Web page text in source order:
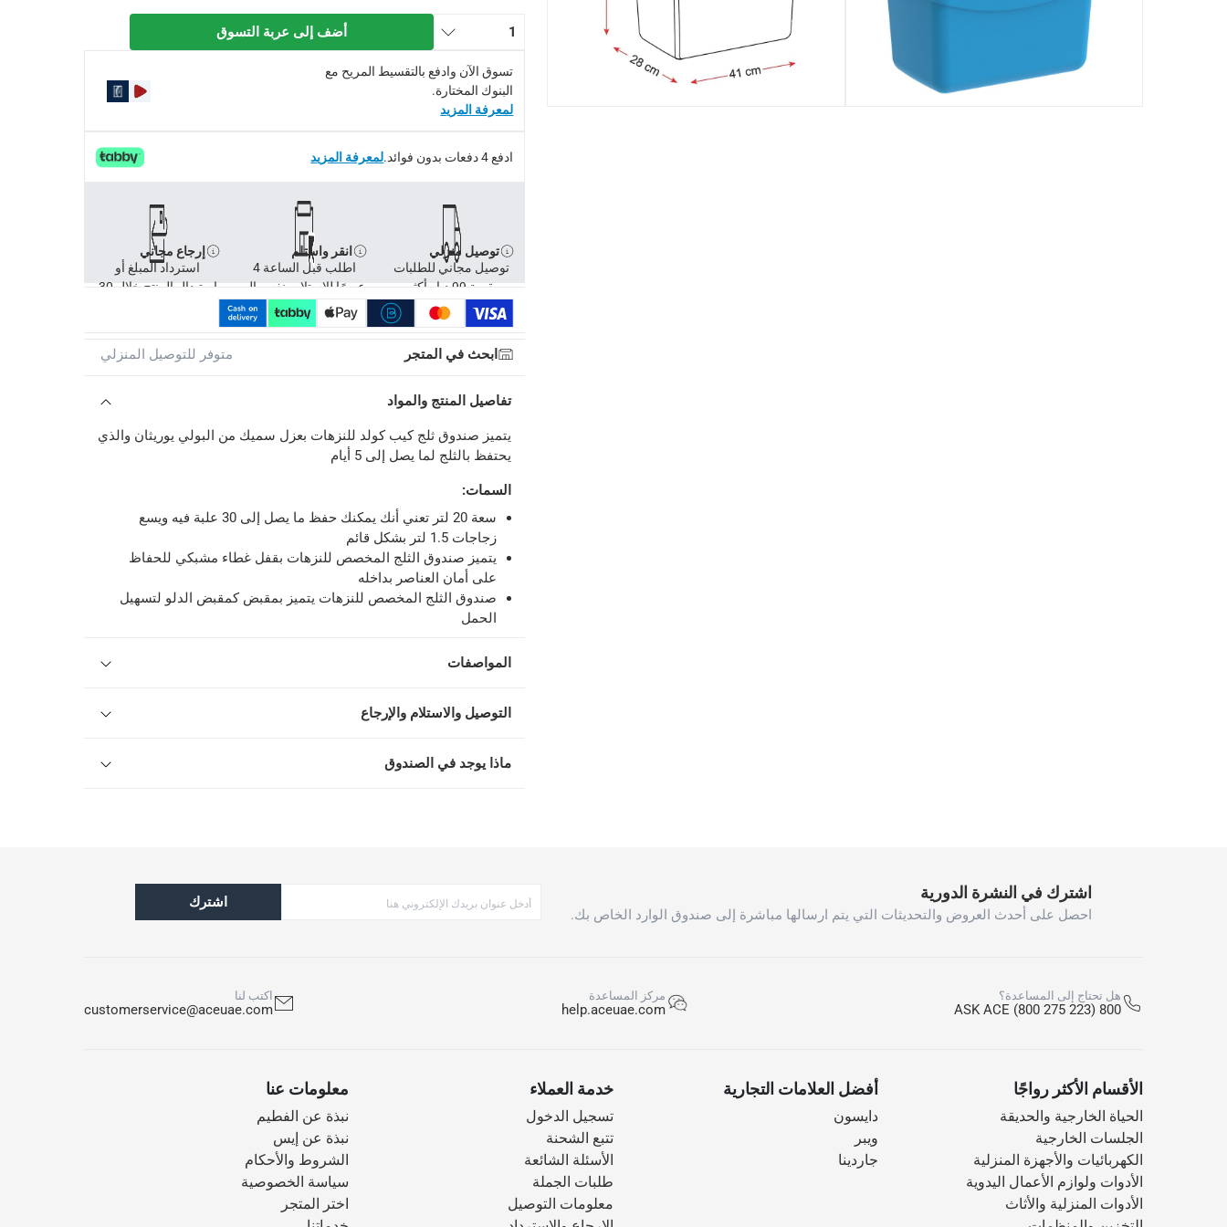
1 أضف إلى عربة التسوق
تسوق الآن وادفع بالتقسيط المريح مع
البنوك المختارة.
لمعرفة المزيد
ادفع 4 دفعات بدون فوائد. لمعرفة المزيد
توصيل منزلي
توصيل مجاني للطلبات
بقيمة 99 د.إ وأكثر
انقر واستلم
اطلب قبل الساعة 4
عصرًا للاستلام بنفس ال
إرجاع مجاني
استرداد المبلغ أو
استبدال المنتج خلال 30
ابحث في المتجر متوفر للتوصيل المنزلي
تفاصيل المنتج والمواد
يتميز صندوق ثلج كيب كولد للنزهات بعزل سميك من البولي يوريثان والذي
يحتفظ بالثلج لما يصل إلى 5 أيام
السمات:
سعة 20 لتر تعني أنك يمكنك حفظ ما يصل إلى 30 علبة فيه ويسع
زجاجات 1.5 لتر بشكل قائم
يتميز صندوق الثلج المخصص للنزهات بقفل غطاء مشبكي للحفاظ
على أمان العناصر بداخله
صندوق الثلج المخصص للنزهات يتميز بمقبض كمقبض الدلو لتسهيل
الحمل
المواصفات
التوصيل والاستلام والإرجاع
ماذا يوجد في الصندوق
اشترك في النشرة الدورية
احصل على أحدث العروض والتحديثات التي يتم ارسالها مباشرة إلى صندوق الوارد الخاص بك.
اشترك
هل تحتاج إلى المساعدة؟
800 ASK ACE (800 275 223)
مركز المساعدة
help.aceuae.com
اكتب لنا
customerservice@aceuae.com
الأقسام الأكثر رواجًا
الحياة الخارجية والحديقة
الجلسات الخارجية
الكهربائيات والأجهزة المنزلية
الأدوات ولوازم الأعمال اليدوية
الأدوات المنزلية والأثاث
أفضل العلامات التجارية
دايسون
ويبر
جاردينا
خدمة العملاء
تسجيل الدخول
تتبع الشحنة
الأسئلة الشائعة
طلبات الجملة
معلومات التوصيل
معلومات عنا
نبذة عن الفطيم
نبذة عن إيس
الشروط والأحكام
سياسة الخصوصية
اختر المتجر